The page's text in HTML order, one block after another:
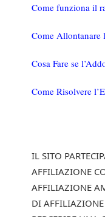
Come funziona il
Come Allontanare
Cosa Fare se
Come Risolvere
IL SITO
AFFILIAZIONE
AFFILIAZIONE
DI AFFILIAZIONE